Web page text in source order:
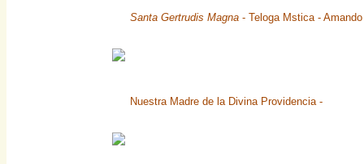
Santa Gertrudis Magna - Teloga Mstica -
Nuestra Madre de la Divina Providencia -